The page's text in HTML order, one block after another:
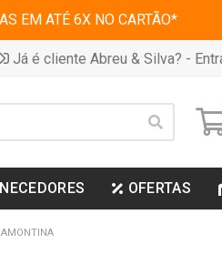
EM ATÉ 6X NO CARTÃO*
Já é cliente Abreu & Silva? -
OFERTAS